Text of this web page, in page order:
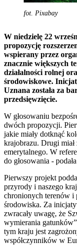
fot. Pixabay
W niedzielę 22
propozycję
wspierany przez
znacznie większych
działalności rolnej
środowiskowe.
Uznana została za
przedsięwzięcie.
W głosowaniu
dwóch propozycji.
jakie miały dotknąć
krajobrazu. Drugi miał
emerytalnego. W
do głosowania -
Pierwszy projekt
przyrody i naszego
chronionych terenów i
środowiska. Za
zwracały uwagę, że
wymierania
tym kraju jest
współczynników w